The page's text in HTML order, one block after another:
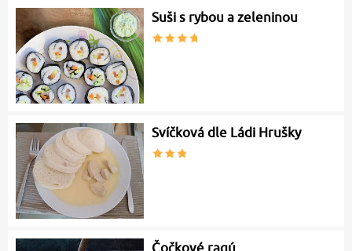
Suši s rybou a zeleninou
Svíčková dle Ládi Hrušky
Čočkové ragú